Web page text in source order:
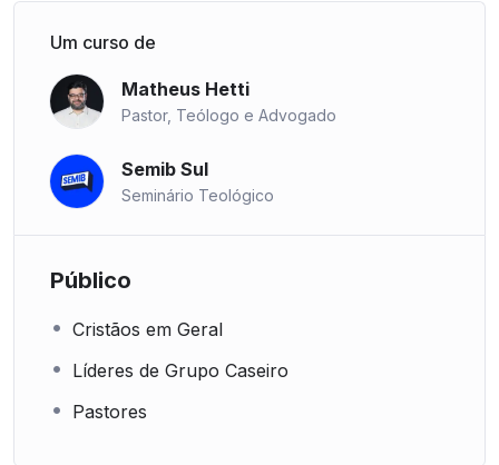
Um curso de
Matheus Hetti
Pastor, Teólogo e Advogado
Semib Sul
Seminário Teológico
Público
Cristãos em Geral
Líderes de Grupo Caseiro
Pastores